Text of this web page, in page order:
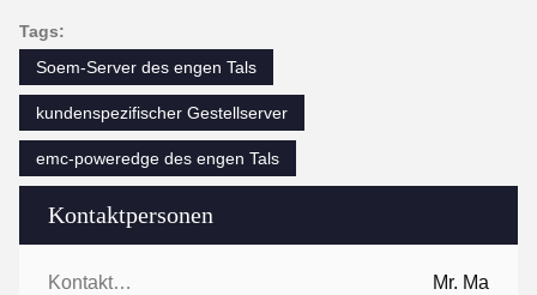
Kontaktpersonen
Kontaktpersonen: Mr. Ma
Tags:
Soem-Server des engen Tals
kundenspezifischer Gestellserver
emc-poweredge des engen Tals